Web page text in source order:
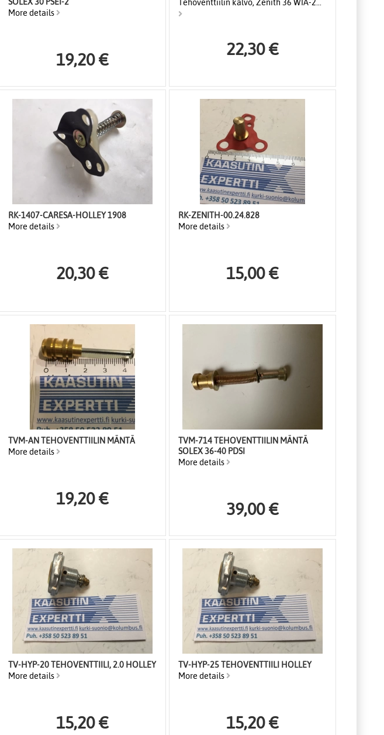
SOLEX 30 PSEI-2
More details
19,20 €
Tehoventtiilin kalvo, Zenith 36 WIA-2...
22,30 €
RK-1407-CARESA-HOLLEY 1908
More details
20,30 €
RK-ZENITH-00.24.828
More details
15,00 €
TVM-AN TEHOVENTTIILIN MÄNTÄ
More details
19,20 €
TVM-714 TEHOVENTTIILIN MÄNTÄ
SOLEX 36-40 PDSI
More details
39,00 €
TV-HYP-20 TEHOVENTTIILI, 2.0 HOLLEY
More details
15,20 €
TV-HYP-25 TEHOVENTTIILI HOLLEY
More details
15,20 €